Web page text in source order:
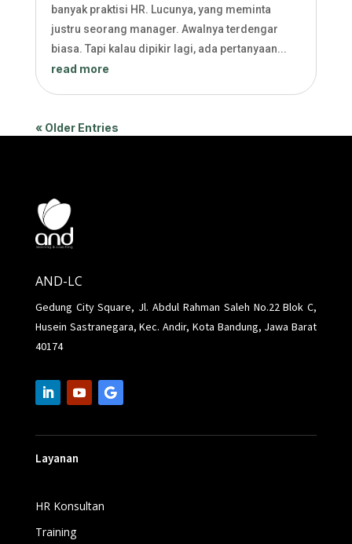
banyak praktisi HR. Lucunya, yang meminta
justru seorang manager. Awalnya terdengar
biasa. Tapi kalau dipikir lagi, ada pertanyaan...
read more
« Older Entries
AND-LC
Gedung City Square, Jl. Abdul Rahman Saleh No.22 Blok C,
Husein Sastranegara, Kec. Andir, Kota Bandung, Jawa Barat
40174
Layanan
HR Konsultan
Training